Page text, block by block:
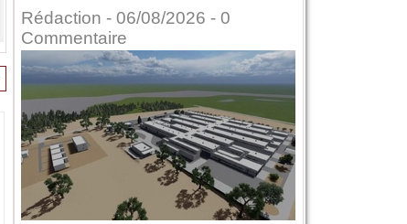
Rédaction - 06/08/2026 - 0
Commentaire